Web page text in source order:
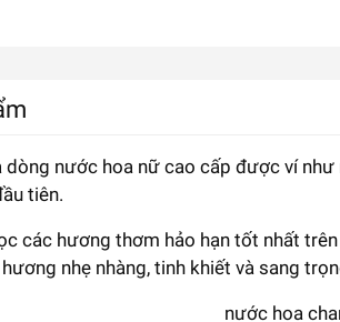
dòng nước hoa nữ cao cấp được ví
tiên.
các hương thơm hảo hạn tốt nhất
nhẹ nhàng, tinh khiết và sang